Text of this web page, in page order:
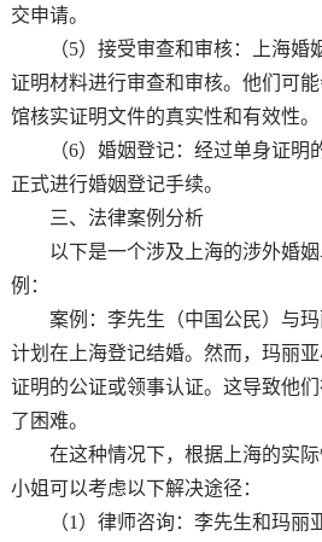
交申请。
（5）接受审查和审核：上海婚
证明材料进行审查和审核。他们可
馆核实证明文件的真实性和有效性。
（6）婚姻登记：经过单身证明
正式进行婚姻登记手续。
三、法律案例分析
以下是一个涉及上海的涉外婚姻
例：
案例：李先生（中国公民）与玛
计划在上海登记结婚。然而，玛丽
证明的公证或领事认证。这导致他
了困难。
在这种情况下，根据上海的实际
小姐可以考虑以下解决途径：
（1）律师咨询：李先生和玛丽